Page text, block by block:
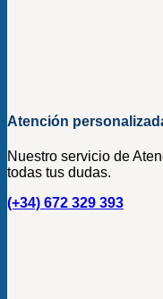
Atención
Nuestro servicio de
todas tus dudas.
(+34) 672 329 393